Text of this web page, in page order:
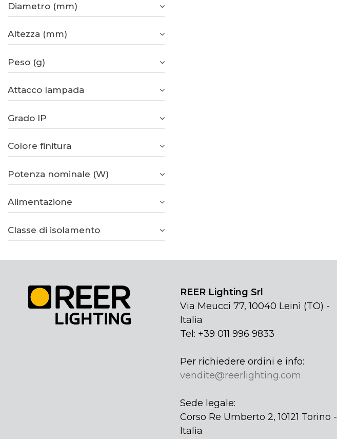
Diametro (mm)
Altezza (mm)
Peso (g)
Attacco lampada
Grado IP
Colore finitura
Potenza nominale (W)
Alimentazione
Classe di isolamento
REER Lighting Srl
Via Meucci 77, 10040 Leinì (TO) -
Italia
Tel: +39 011 996 9833
Per richiedere ordini e info:
vendite@reerlighting.com
Sede legale:
Corso Re Umberto 2, 10121 Torino -
Italia